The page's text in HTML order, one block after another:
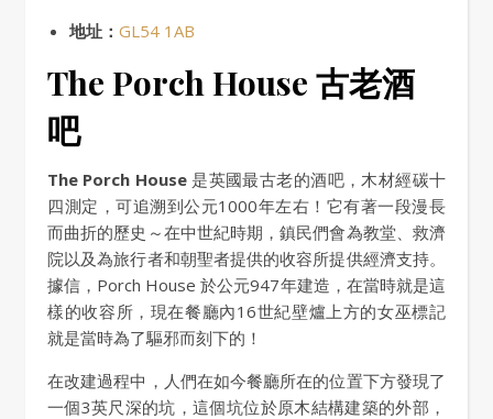
地址： GL54 1AB
The Porch House 古老酒
吧
The Porch House是英國最古老的酒吧，木材經碳十
四測定，可追溯到公元1000年左右！它有著一段漫長
而曲折的歷史～在中世紀時期，鎮民們會為教堂、救濟
院以及為旅行者和朝聖者提供的收容所提供經濟支持。
據信，Porch House 於公元947年建造，在當時就是這
樣的收容所，現在餐廳內16世紀壁爐上方的女巫標記
就是當時為了驅邪而刻下的！
在改建過程中，人們在如今餐廳所在的位置下方發現了
一個3英尺深的坑，這個坑位於原木結構建築的外部，